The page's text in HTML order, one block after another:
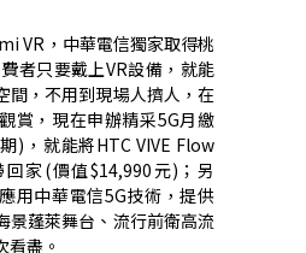
VR，中華電信獨家取得桃
者只要戴上VR設備，就能
間，不用到現場人擠人，在
賞，現在申辦精采5G月繳
)，就能將HTC VIVE Flow
家(價值$14,990元)；另
用中華電信5G技術，提供
景蓬萊舞台、流行前衛高流
看盡。